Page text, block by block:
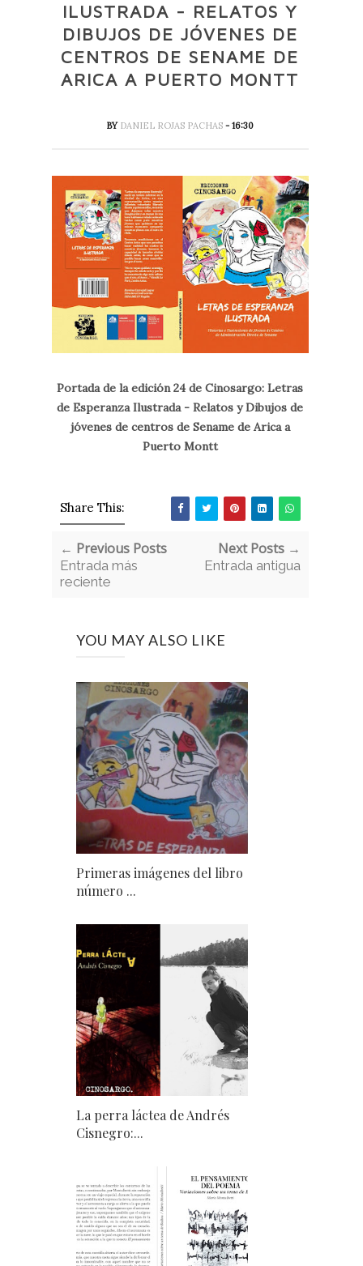
ILUSTRADA - RELATOS Y
DIBUJOS DE JÓVENES DE
CENTROS DE SENAME DE
ARICA A PUERTO MONTT
BY DANIEL ROJAS PACHAS- 16:30
Portada de la edición 24 de Cinosargo: Letras
de Esperanza Ilustrada - Relatos y Dibujos de
jóvenes de centros de Sename de Arica a
Puerto Montt
Share This:
← Previous Posts
Entrada más
reciente
Next Posts →
Entrada antigua
YOU MAY ALSO LIKE
Primeras imágenes del libro
número ...
La perra láctea de Andrés
Cisnegro:...